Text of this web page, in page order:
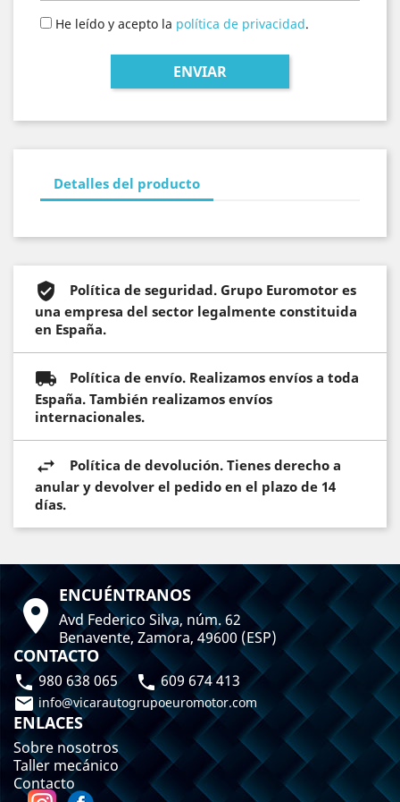
He leído y acepto la política de privacidad.
Detalles del producto
Política de seguridad. Grupo Euromotor es
una empresa del sector legalmente constituida
en España.
Política de envío. Realizamos envíos a toda
España. También realizamos envíos
internacionales.
Política de devolución. Tienes derecho a
anular y devolver el pedido en el plazo de 14
días.
 ENCUÉNTRANOS
Avd Federico Silva, núm. 62
Benavente, Zamora, 49600 (ESP)
CONTACTO
980 638 065  609 674 413
 info@vicarautogrupoeuromotor.com
ENLACES
Sobre nosotros
Taller mecánico
Contacto